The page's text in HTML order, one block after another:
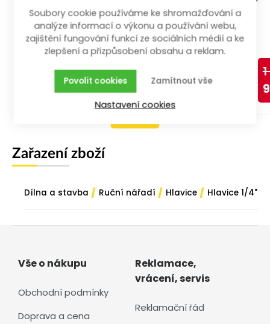
1/4"
více než 50 ks
429,00Kč
Zařazení zboží
Dílna a stavba / Ruční nářadí / Hlavice / Hlavice 1/4"
Vše o nákupu
Obchodní podmínky
Doprava a cena
Reklamace,
vrácení, servis
Reklamační řád
Soubory cookie používáme ke shromažďování a
analýze informací o výkonu a používání webu,
zajištění fungování funkcí ze sociálních médií a ke
zlepšení a přizpůsobení obsahu a reklam.
Zamítnout vše
Povolit cookies
Nastavení cookies